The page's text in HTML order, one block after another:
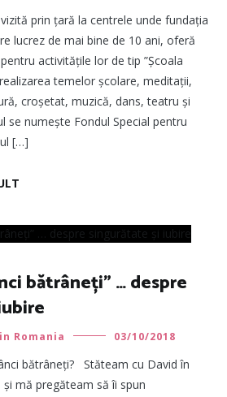
prin țară la centrele unde fundația
lucrez de mai bine de 10 ani, oferă
activitățile lor de tip ”Școala
temelor școlare, meditații,
croșetat, muzică, dans, teatru și
se numește Fondul Special pentru
[…]
bătrâneți” … despre
Romania 03/10/2018
bătrâneți? Stăteam cu David în
mă pregăteam să îi spun